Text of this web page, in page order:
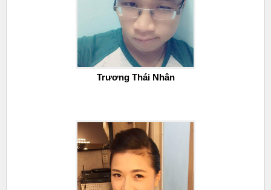
Trương Thái Nhân